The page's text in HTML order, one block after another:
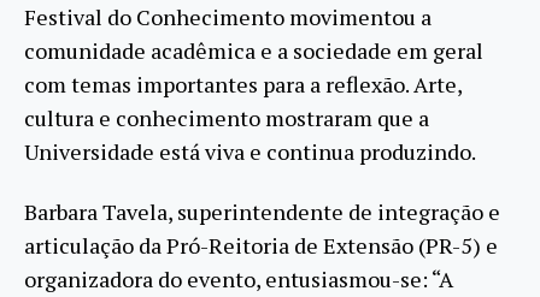
Festival do Conhecimento movimentou a
comunidade acadêmica e a sociedade em geral
com temas importantes para a reflexão. Arte,
cultura e conhecimento mostraram que a
Universidade está viva e continua produzindo.
Barbara Tavela, superintendente de integração e
articulação da Pró-Reitoria de Extensão (PR-5) e
organizadora do evento, entusiasmou-se: “A